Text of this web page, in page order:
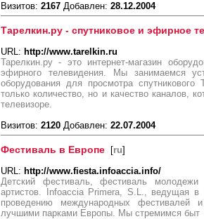
Визитов: 2167 Добавлен: 28.12.2004
Тарелкин.ру - спутниковое и эфирное
URL: http://www.tarelkin.ru
Тарелкин.ру - это интернет-магазин
эфирного телевидения. Мы занимаемся
оборудования для просмотра
только количество, но и качество каналов,
телевизоре.
Визитов: 2120 Добавлен: 22.07.2004
Фестиваль в Европе [ru]
URL: http://www.fiesta.infoaccia.info/
Детский фестиваль, фестиваль
артистов. Infoaccia Primera, S.L., ведущая в
проведению международных фестивалей
лучшими парками Европы. Мы стремимся быт